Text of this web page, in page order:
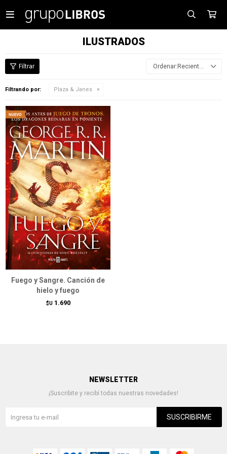

ILUSTRADOS
Recientes
Filtrando por: Plaza & Janes
Fuego y Sangre. Canción de
hielo y fuego
$U 1.690
NEWSLETTER
¡Suscribite y recibí todas nuestras novedades!
SUSCRIBIRME